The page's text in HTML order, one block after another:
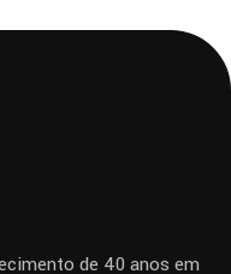
de 40 anos em